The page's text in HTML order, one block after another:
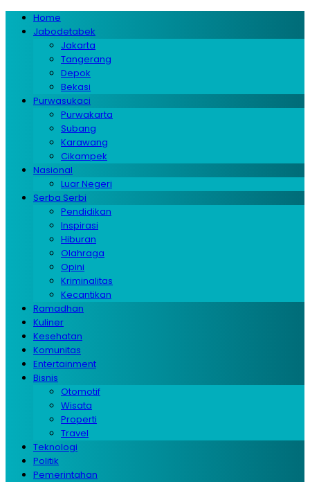
Home
Jabodetabek
Jakarta
Tangerang
Depok
Bekasi
Purwasukaci
Purwakarta
Subang
Karawang
Cikampek
Nasional
Luar Negeri
Serba Serbi
Pendidikan
Inspirasi
Hiburan
Olahraga
Opini
Kriminalitas
Kecantikan
Ramadhan
Kuliner
Kesehatan
Komunitas
Entertainment
Bisnis
Otomotif
Wisata
Properti
Travel
Teknologi
Politik
Pemerintahan